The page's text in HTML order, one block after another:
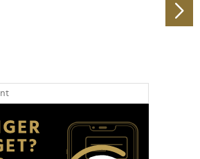
und Analysen weiter. Unsere
Informationen möglicherweise mit